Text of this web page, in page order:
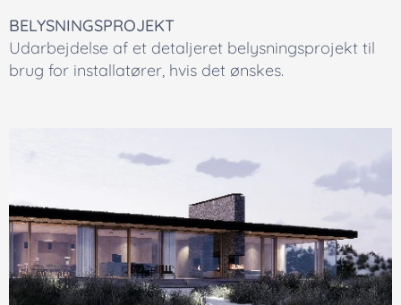
BELYSNINGSPROJEKT
Udarbejdelse af et detaljeret belysningsprojekt til
brug for installatører, hvis det ønskes.